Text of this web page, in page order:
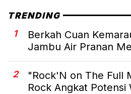
TRENDING
1
Berkah Cuan
Jambu Air Pranan
2
"Rock'N on The Full
Rock Angkat Potensi